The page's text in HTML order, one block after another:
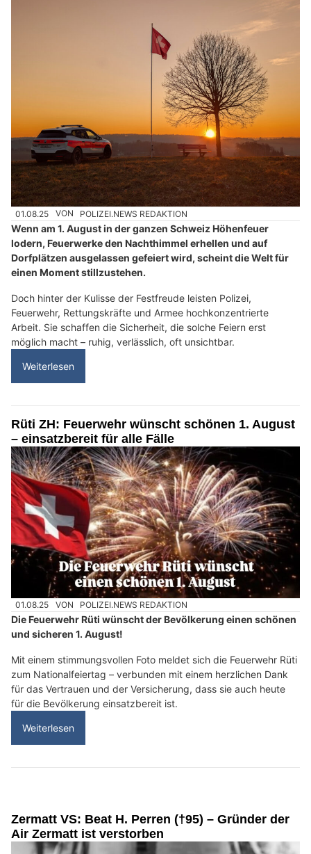
01.08.25 VON POLIZEI.NEWS REDAKTION
Wenn am 1. August in der ganzen Schweiz Höhenfeuer
lodern, Feuerwerke den Nachthimmel erhellen und auf
Dorfplätzen ausgelassen gefeiert wird, scheint die Welt für
einen Moment stillzustehen.
Doch hinter der Kulisse der Festfreude leisten Polizei,
Feuerwehr, Rettungskräfte und Armee hochkonzentrierte
Arbeit. Sie schaffen die Sicherheit, die solche Feiern erst
möglich macht – ruhig, verlässlich, oft unsichtbar.
Weiterlesen
Rüti ZH: Feuerwehr wünscht schönen 1. August
– einsatzbereit für alle Fälle
01.08.25 VON POLIZEI.NEWS REDAKTION
Die Feuerwehr Rüti wünscht der Bevölkerung einen schönen
und sicheren 1. August!
Mit einem stimmungsvollen Foto meldet sich die Feuerwehr Rüti
zum Nationalfeiertag – verbunden mit einem herzlichen Dank
für das Vertrauen und der Versicherung, dass sie auch heute
für die Bevölkerung einsatzbereit ist.
Weiterlesen
Zermatt VS: Beat H. Perren (†95) – Gründer der
Air Zermatt ist verstorben